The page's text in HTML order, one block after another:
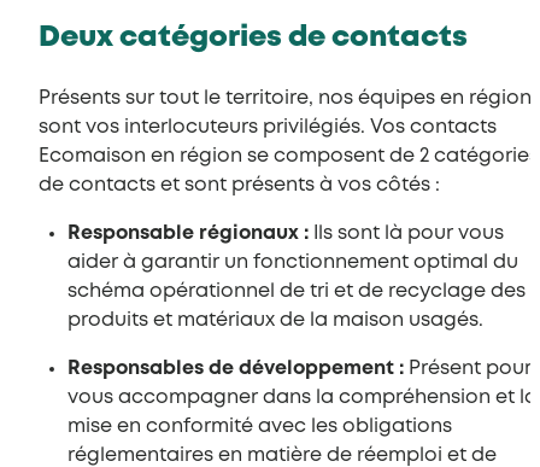
Deux catégories de contacts
Présents sur tout le territoire, nos équipes en région
sont vos interlocuteurs privilégiés. Vos contacts
Ecomaison en région se composent de 2 catégories
de contacts et sont présents à vos côtés :
Responsable régionaux :
Ils sont là pour vous
aider à garantir un fonctionnement optimal du
schéma opérationnel de tri et de recyclage des
produits et matériaux de la maison usagés.
Responsables de développement : Présent pour
vous accompagner dans la compréhension et la
mise en conformité avec les obligations
réglementaires en matière de réemploi et de